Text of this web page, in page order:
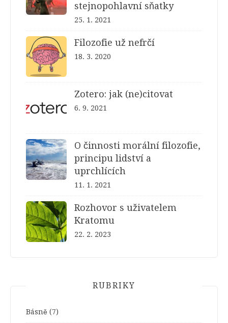
stejnopohlavní sňatky
25. 1. 2021
Filozofie už nefrčí
18. 3. 2020
Zotero: jak (ne)citovat
6. 9. 2021
O činnosti morální filozofie,
principu lidství a
uprchlících
11. 1. 2021
Rozhovor s uživatelem
Kratomu
22. 2. 2023
RUBRIKY
Básně (7)